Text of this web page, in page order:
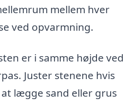
mellem hver
ved opvarmning.
er i samme højde ved
Juster stenene hvis
lægge sand eller grus